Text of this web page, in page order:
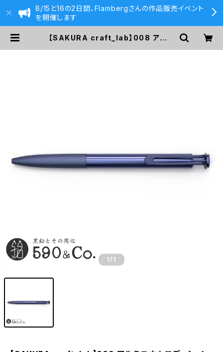
8/15と16の2日間、Flambergさんの作品販売イベント
を開催します
【SAKURA craft_lab】008 アルミ
1 /1